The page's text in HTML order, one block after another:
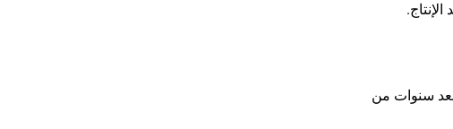
بعد سنوات من